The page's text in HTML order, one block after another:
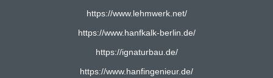
https://www.lehmwerk.net/
https://www.hanfkalk-berlin.de/
https://ignaturbau.de/
https://www.hanfingenieur.de/